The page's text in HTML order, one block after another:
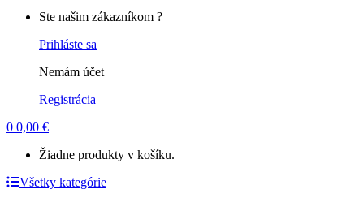
Ste našim zákazníkom ?
Prihláste sa
Nemám účet
Registrácia
0 0,00 €
Žiadne produkty v košíku.
Všetky kategórie